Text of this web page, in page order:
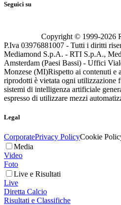
Seguici su
Copyright © 1999-2026
P.Iva 03976881007 - Tutti i diritti
Mediamond S.p.A. - RTI S.p.A.,
Amsterdam (Paesi Bassi) - Uffici
Monzese (MI)Rispetto ai contenuti e
riprodotti è vietata ogni utilizzazione
sistemi di intelligenza artificiale
espresso di utilizzare mezzi
Legal
CorporatePrivacy PolicyCookie
Media
Video
Foto
Live e Risultati
Live
Diretta Calcio
Risultati e Classifiche